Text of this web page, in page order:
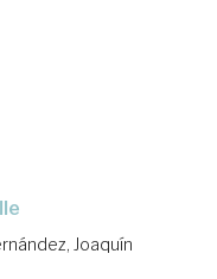
Joaquín